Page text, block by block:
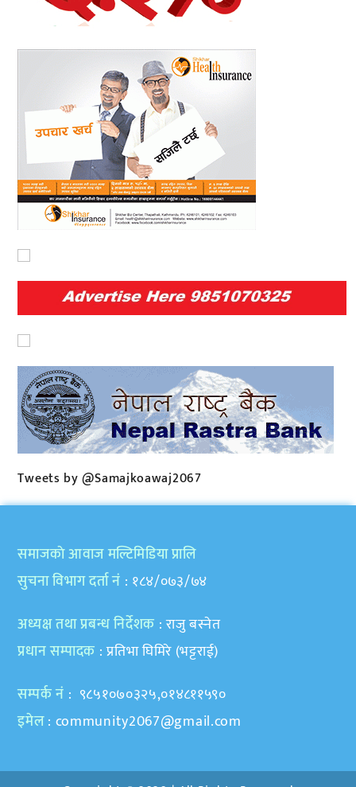
Tweets by @Samajkoawaj2067
समाजकाे आवाज मल्टिमिडिया प्रालि
सुचना विभाग दर्ता नं : १८४/०७३/७४
अध्यक्ष तथा प्रबन्ध निर्देशक : राजु बस्नेत
प्रधान सम्पादक : प्रतिभा घिमिरे (भट्टराई)
सम्पर्क नं : ९८५१०७०३२५,०१४८११५९०
इमेल: community2067@gmail.com